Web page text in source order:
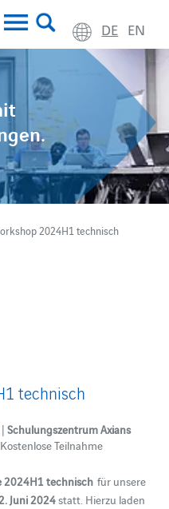
DE EN
2024H1 technisch
technisch
| Schulungszentrum Axians
Teilnahme
2024H1 technisch für unsere
Juni 2024statt. Hierzu laden